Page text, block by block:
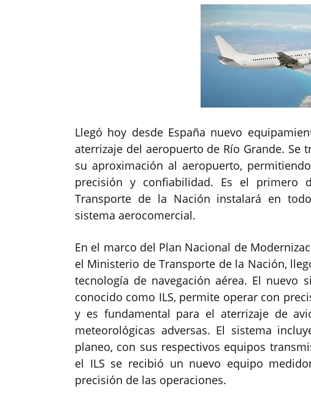
Llegó hoy desde España nuevo
aterrizaje del aeropuerto de Río Grande. Se
su aproximación al aeropuerto,
precisión y confiabilidad. Es el primero
Transporte de la Nación instalará en
sistema aerocomercial.
En el marco del Plan Nacional de
el Ministerio de Transporte de la Nación,
tecnología de navegación aérea. El nuevo
conocido como ILS, permite operar con
y es fundamental para el aterrizaje de
meteorológicas adversas. El sistema
planeo, con sus respectivos equipos
el ILS se recibió un nuevo equipo
precisión de las operaciones.